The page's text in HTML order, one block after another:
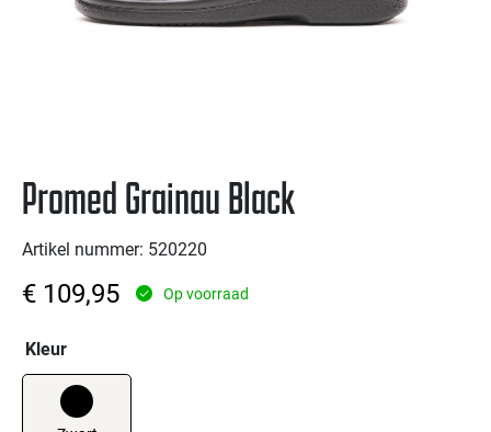
Promed Grainau Black
Artikel nummer: 520220
€ 109,95 Op voorraad
Kleur